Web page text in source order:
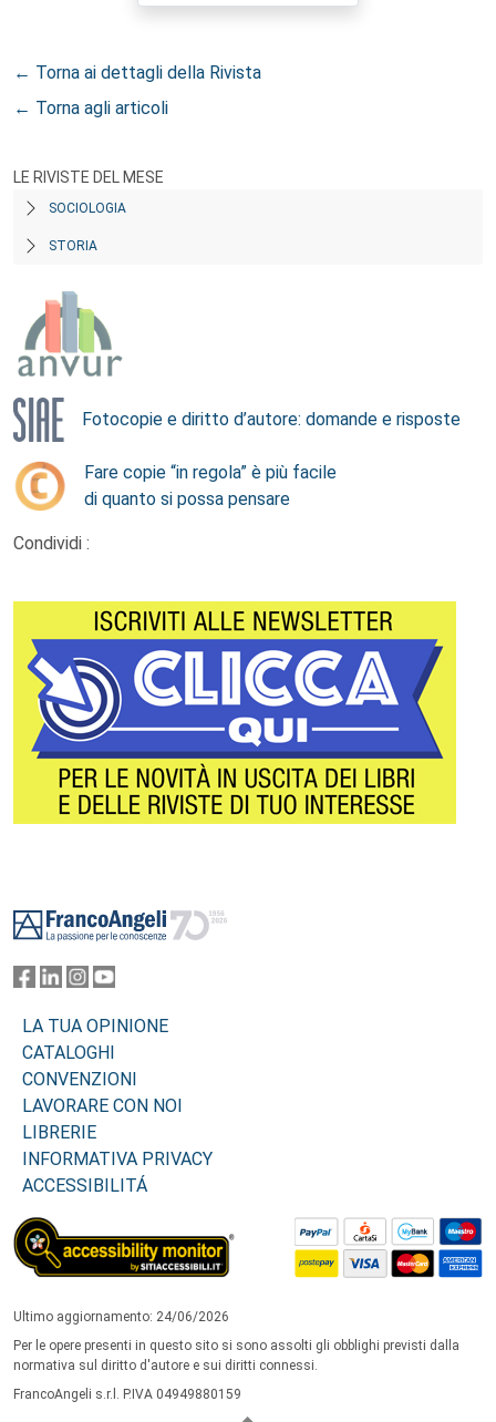
← Torna ai dettagli della Rivista
← Torna agli articoli
LE RIVISTE DEL MESE
SOCIOLOGIA
STORIA
Fotocopie e diritto d’autore: domande e risposte
Fare copie “in regola” è più facile
di quanto si possa pensare
Condividi :
LA TUA OPINIONE
CATALOGHI
CONVENZIONI
LAVORARE CON NOI
LIBRERIE
INFORMATIVA PRIVACY
ACCESSIBILITÁ
Ultimo aggiornamento: 24/06/2026
Per le opere presenti in questo sito si sono assolti gli obblighi previsti dalla
normativa sul diritto d'autore e sui diritti connessi.
FrancoAngeli s.r.l. P.IVA 04949880159